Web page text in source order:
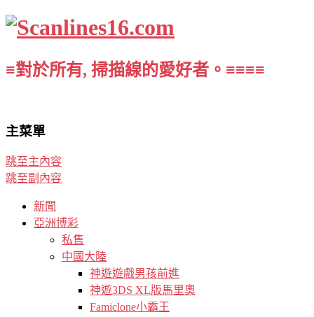
≡對於所有, 掃描線的愛好者。≡≡≡≡
主菜單
跳至主內容
跳至副內容
新聞
亞洲博彩
私售
中國大陸
神遊遊戲男孩前進
神遊3DS XL版馬里奧
Famiclone小霸王